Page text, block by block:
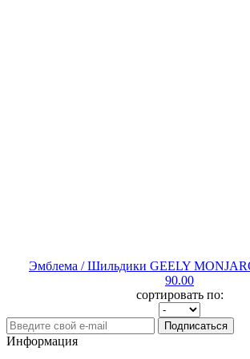
Эмблема / Шильдики GEELY
90.00
сортировать по:
Подписаться
Информация